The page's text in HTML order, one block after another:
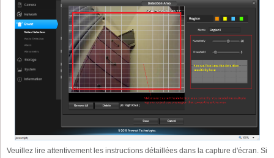
Veuillez lire attentivement les instructions détaillées dans la capture d'écran. Si